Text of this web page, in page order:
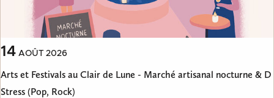
14 AOÛT 2026
Arts et Festivals au Clair de Lune - Marché artisanal nocturne & D
Stress (Pop, Rock)